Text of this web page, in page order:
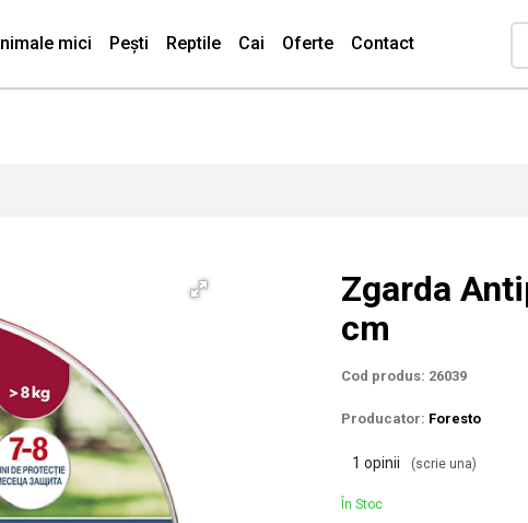
mici Pești Reptile Cai Oferte Contact
Zgarda
cm
Cod produs: 26039
Producator: Foresto
1 opinii (scrie una)
În Stoc